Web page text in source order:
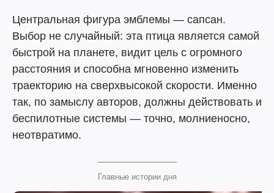
Центральная фигура эмблемы — сапсан.
Выбор не случайный: эта птица является самой
быстрой на планете, видит цель с огромного
расстояния и способна мгновенно изменить
траекторию на сверхвысокой скорости. Именно
так, по замыслу авторов, должны действовать и
беспилотные системы — точно, молниеносно,
неотвратимо.
Главные истории дня